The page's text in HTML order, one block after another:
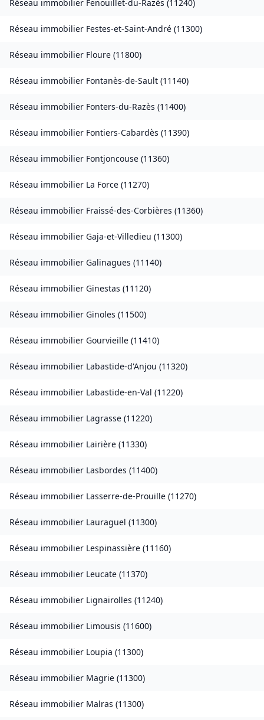
Réseau immobilier Fenouillet-du-Razès (11240)
Réseau immobilier Festes-et-Saint-André (11300)
Réseau immobilier Floure (11800)
Réseau immobilier Fontanès-de-Sault (11140)
Réseau immobilier Fonters-du-Razès (11400)
Réseau immobilier Fontiers-Cabardès (11390)
Réseau immobilier Fontjoncouse (11360)
Réseau immobilier La Force (11270)
Réseau immobilier Fraissé-des-Corbières (11360)
Réseau immobilier Gaja-et-Villedieu (11300)
Réseau immobilier Galinagues (11140)
Réseau immobilier Ginestas (11120)
Réseau immobilier Ginoles (11500)
Réseau immobilier Gourvieille (11410)
Réseau immobilier Labastide-d'Anjou (11320)
Réseau immobilier Labastide-en-Val (11220)
Réseau immobilier Lagrasse (11220)
Réseau immobilier Lairière (11330)
Réseau immobilier Lasbordes (11400)
Réseau immobilier Lasserre-de-Prouille (11270)
Réseau immobilier Lauraguel (11300)
Réseau immobilier Lespinassière (11160)
Réseau immobilier Leucate (11370)
Réseau immobilier Lignairolles (11240)
Réseau immobilier Limousis (11600)
Réseau immobilier Loupia (11300)
Réseau immobilier Magrie (11300)
Réseau immobilier Malras (11300)